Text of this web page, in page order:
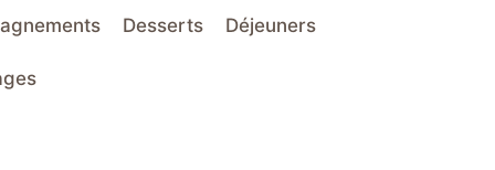
Desserts Déjeuners